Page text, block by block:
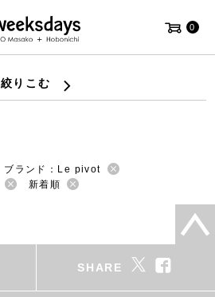
0
絞りこむ
ブランド：Le pivot
新着順
SHARE